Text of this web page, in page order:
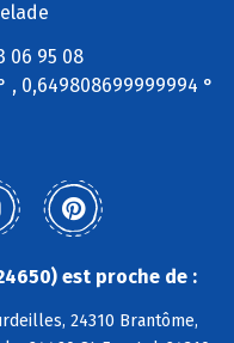
06 95 08
, 0,649808699999994 °
est proche de :
24310 Brantôme,